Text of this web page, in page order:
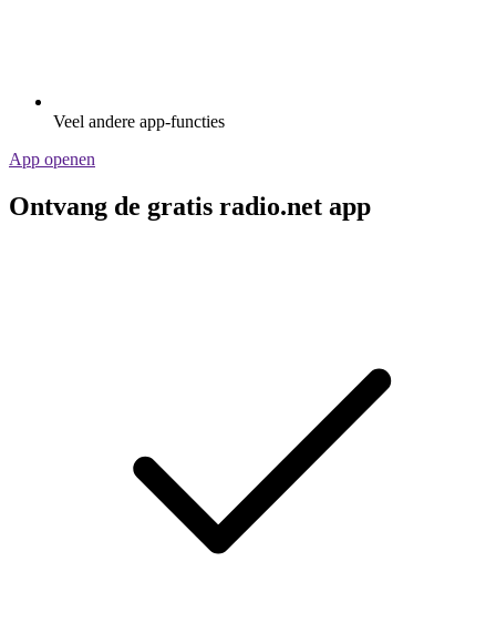
Veel andere app-functies
App openen
Ontvang de gratis radio.net app